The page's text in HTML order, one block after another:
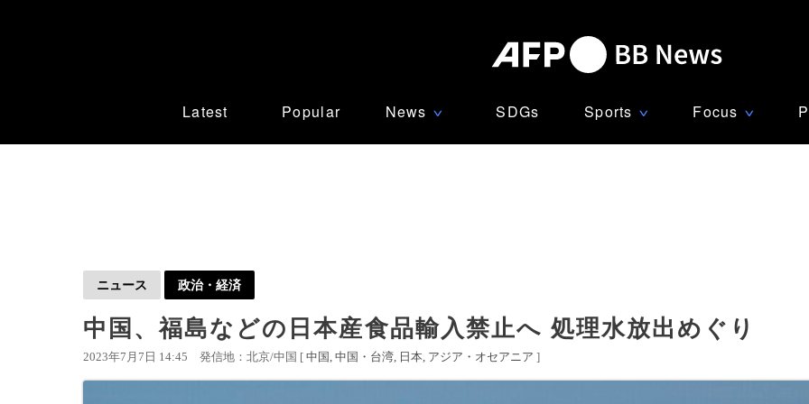
Latest Popular News ∨ SDGs Sports ∨ Focus ∨
ニュース 政治・経済
中国、福島などの日本産食品輸入禁止へ 処理水放出めぐり
2023年7月7日 14:45 発信地：北京/中国 [ 中国 中国・台湾 日本 アジア・オセアニア ]